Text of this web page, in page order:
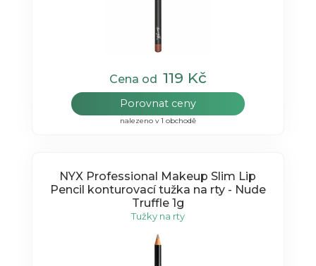
Cena od 119 Kč
Porovnat ceny
nalezeno v 1 obchodě
NYX Professional Makeup Slim Lip
Pencil konturovací tužka na rty - Nude
Truffle 1g
Tužky na rty